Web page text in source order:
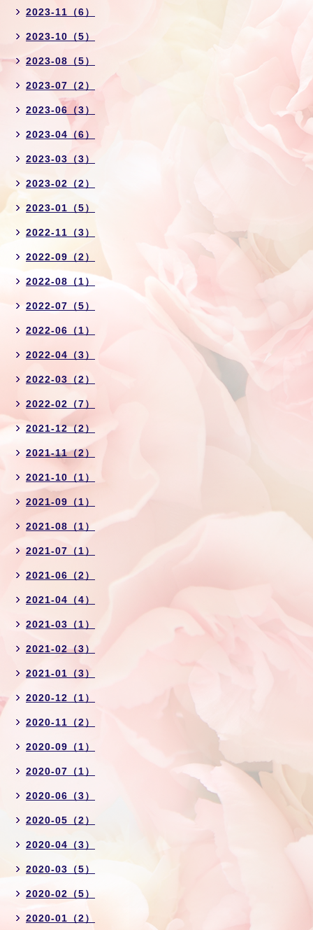
2023-11（6）
2023-10（5）
2023-08（5）
2023-07（2）
2023-06（3）
2023-04（6）
2023-03（3）
2023-02（2）
2023-01（5）
2022-11（3）
2022-09（2）
2022-08（1）
2022-07（5）
2022-06（1）
2022-04（3）
2022-03（2）
2022-02（7）
2021-12（2）
2021-11（2）
2021-10（1）
2021-09（1）
2021-08（1）
2021-07（1）
2021-06（2）
2021-04（4）
2021-03（1）
2021-02（3）
2021-01（3）
2020-12（1）
2020-11（2）
2020-09（1）
2020-07（1）
2020-06（3）
2020-05（2）
2020-04（3）
2020-03（5）
2020-02（5）
2020-01（2）